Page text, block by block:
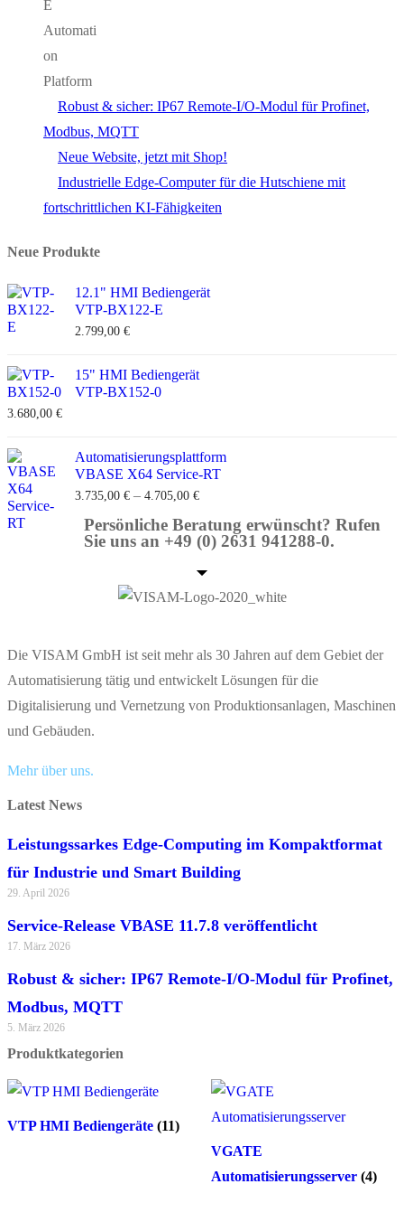
Robust & sicher: IP67 Remote-I/O-Modul für Profinet,
Modbus, MQTT
Neue Website, jetzt mit Shop!
Industrielle Edge-Computer für die Hutschiene mit
fortschrittlichen KI-Fähigkeiten
Neue Produkte
12.1" HMI Bediengerät
VTP-BX122-E
2.799,00 €
15" HMI Bediengerät
VTP-BX152-0
3.680,00 €
Automatisierungsplattform
VBASE X64 Service-RT
3.735,00 € – 4.705,00 €
Persönliche Beratung erwünscht? Rufen
Sie uns an +49 (0) 2631 941288-0.
Die VISAM GmbH ist seit mehr als 30 Jahren auf dem Gebiet der
Automatisierung tätig und entwickelt Lösungen für die
Digitalisierung und Vernetzung von Produktionsanlagen, Maschinen
und Gebäuden.
Mehr über uns.
Latest News
Leistungssarkes Edge-Computing im Kompaktformat
für Industrie und Smart Building
29. April 2026
Service-Release VBASE 11.7.8 veröffentlicht
17. März 2026
Robust & sicher: IP67 Remote-I/O-Modul für Profinet,
Modbus, MQTT
5. März 2026
Produktkategorien
VTP HMI Bediengeräte (11)
VGATE
Automatisierungsserver (4)